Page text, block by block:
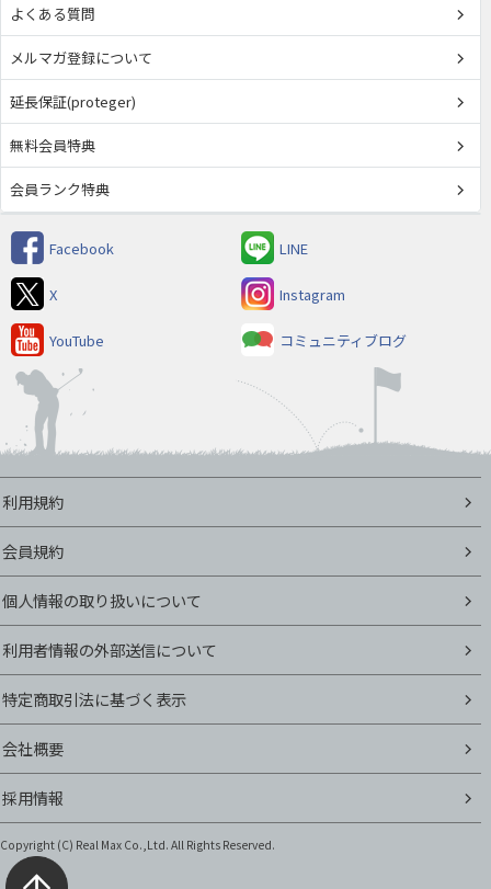
よくある質問
メルマガ登録について
延長保証(proteger)
無料会員特典
会員ランク特典
Facebook LINE
X Instagram
YouTube コミュニティブログ
利用規約
会員規約
個人情報の取り扱いについて
利用者情報の外部送信について
特定商取引法に基づく表示
会社概要
採用情報
Copyright (C) Real Max Co.,Ltd. All Rights Reserved.